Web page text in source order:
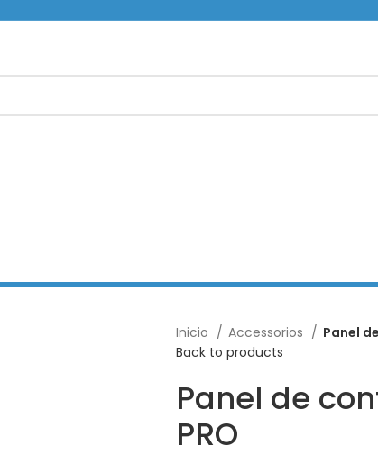
Inicio Accessorios
Panel
Back to products
Panel de
PRO